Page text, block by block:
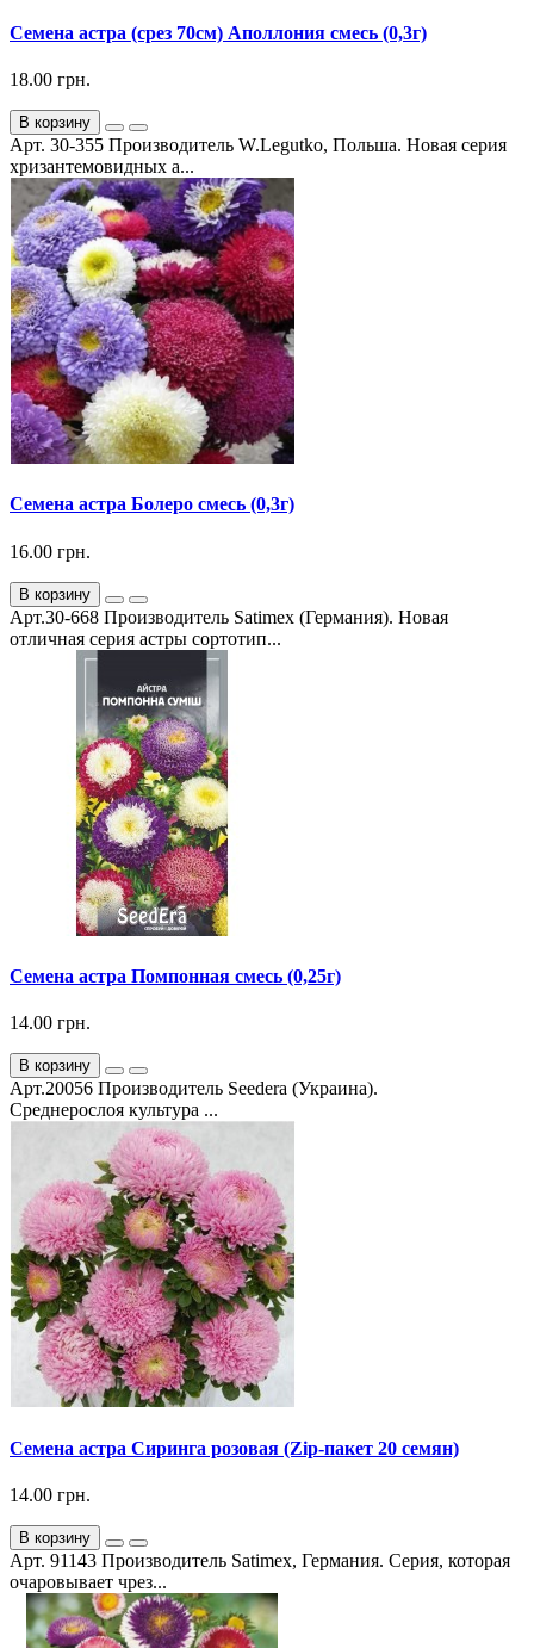
Семена астра (срез 70см) Аполлония смесь (0,3г)
18.00 грн.
В корзину
Арт. 30-355 Производитель W.Legutko, Польша. Новая серия
хризантемовидных а...
Семена астра Болеро смесь (0,3г)
16.00 грн.
В корзину
Арт.30-668 Производитель Satimex (Германия). Новая
отличная серия астры сортотип...
Семена астра Помпонная смесь (0,25г)
14.00 грн.
В корзину
Арт.20056 Производитель Seedera (Украина).
Среднерослоя культура ...
Семена астра Сиринга розовая (Zip-пакет 20 семян)
14.00 грн.
В корзину
Арт. 91143 Производитель Satimex, Германия. Серия, которая
очаровывает чрез...